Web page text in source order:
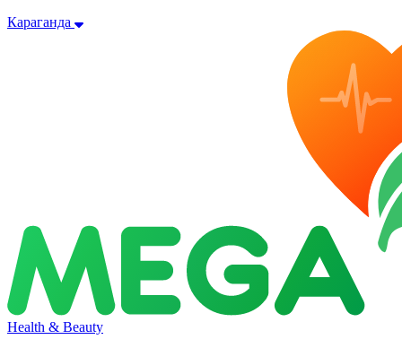
Караганда
Health & Beauty